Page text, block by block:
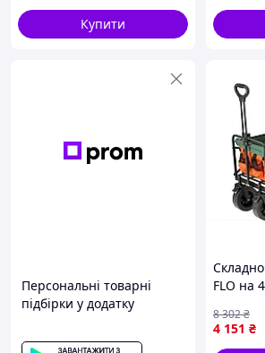
Купити
колесо
Персональні товарні
підбірки у додатку
FLO на
4 151 ₴
8 302₴